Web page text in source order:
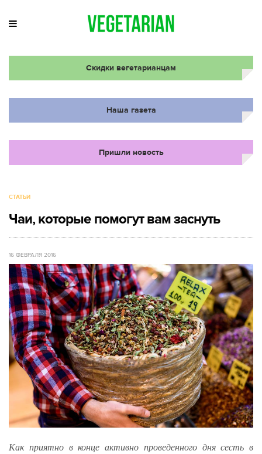
Скидки вегетарианцам
Наша газета
Пришли новость
СТАТЬИ
Чаи, которые помогут вам заснуть
16 ФЕВРАЛЯ 2016
Как приятно в конце активно проведенного дня сесть в